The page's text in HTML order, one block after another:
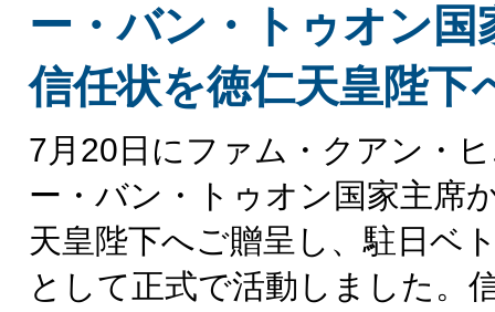
ー・バン・トゥオン国
信任状を徳仁天皇陛下
7月20日にファム・クアン・
ー・バン・トゥオン国家主席
天皇陛下へご贈呈し、駐日ベ
として正式で活動しました。